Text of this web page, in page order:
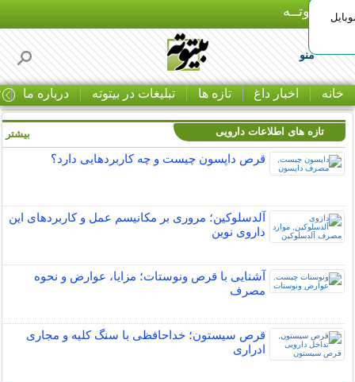
بـیتوتــه
منو
خانه اخبار داغ تازه ها تبلیغات در بیتوته درباره ما
تازه های اطلاعات دارویی
قرص داپسون چیست و چه کاربردهایی دارد؟
آلدسلوکین؛ مروری بر مکانیسم عمل و کاربردهای این
داروی نوین
آشنایی با قرص ونوستات؛ مزایا، عوارض و نحوه
مصرف
قرص سیستون؛ خداحافظی با سنگ کلیه و مجاری
ادراری
بیشتر